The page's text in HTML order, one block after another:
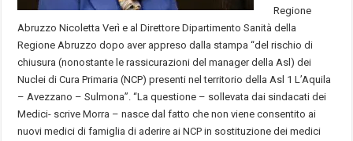
Regione
Abruzzo Nicoletta Verì e al Direttore Dipartimento Sanità della
Regione Abruzzo dopo aver appreso dalla stampa “del rischio di
chiusura (nonostante le rassicurazioni del manager della Asl) dei
Nuclei di Cura Primaria (NCP) presenti nel territorio della Asl 1 L’Aquila
– Avezzano – Sulmona”. “La questione – sollevata dai sindacati dei
Medici- scrive Morra – nasce dal fatto che non viene consentito ai
nuovi medici di famiglia di aderire ai NCP in sostituzione dei medici